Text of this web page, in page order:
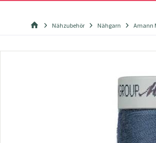
Nähzubehör Nähgarn Amann